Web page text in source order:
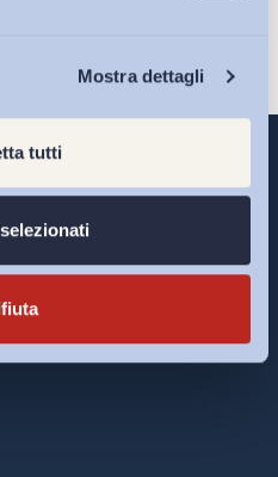
Mostra dettagli
tutti